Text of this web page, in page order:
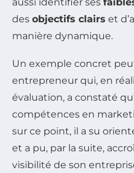
des objectifs clairs et
manière dynamique.
Un exemple concret
entrepreneur qui, en
évaluation, a constaté
compétences en
sur ce point, il a su
et a pu, par la suite,
visibilité de son